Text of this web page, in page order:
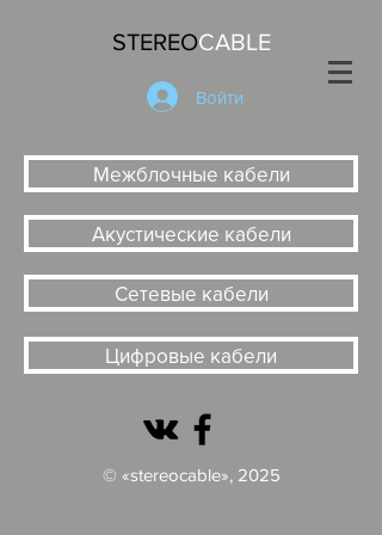
STEREOCABLE
Войти
Межблочные кабели
Акустические кабели
Сетевые кабели
Цифровые кабели
© «stereocable», 2025